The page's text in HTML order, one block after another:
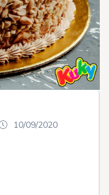
10/09/2020